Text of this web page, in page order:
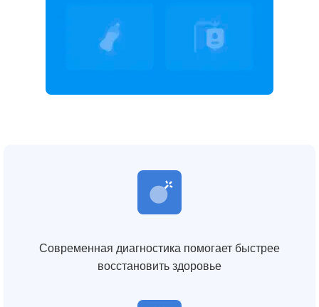
Современная диагностика помогает быстрее
восстановить здоровье